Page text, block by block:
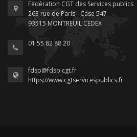
Fédération CGT des Services publics
263 rue de Paris - Case 547
93515 MONTREUIL CEDEX
01 55 82 88 20
fdsp@fdsp.cgt.fr
https://www.cgtservicespublics.fr